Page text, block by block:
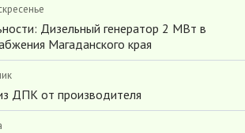
Дизельный генератор 2 МВт в
Магаданского края
ДПК от производителя